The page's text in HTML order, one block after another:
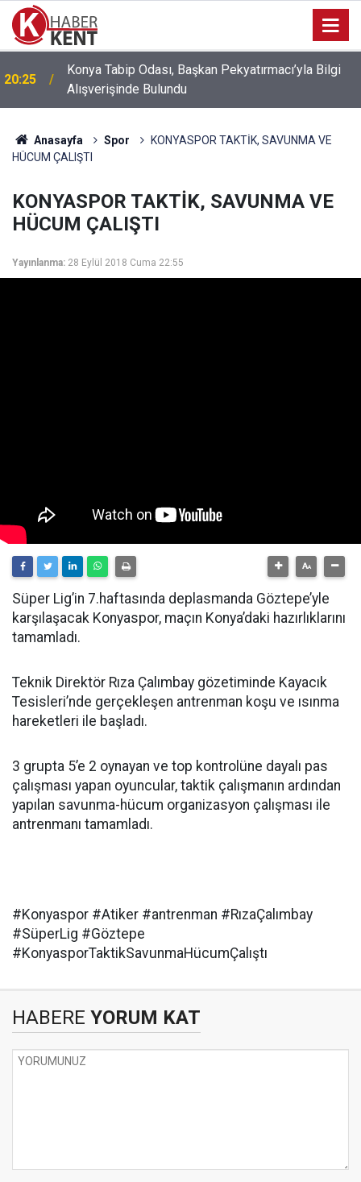
18:14
Konya’da Fuhuş Operasyonu: 6 Mağdur Kadın
Kurtarıldı, 3 Kişi Gözaltına Alındı
Anasayfa Spor
KONYASPOR TAKTİK, SAVUNMA VE
HÜCUM ÇALIŞTI
KONYASPOR TAKTİK, SAVUNMA VE
HÜCUM ÇALIŞTI
Yayınlanma: 28 Eylül 2018 Cuma 22:55
Süper Lig’in 7.haftasında deplasmanda Göztepe’yle
karşılaşacak Konyaspor, maçın Konya’daki hazırlıklarını
tamamladı.
Teknik Direktör Rıza Çalımbay gözetiminde Kayacık
Tesisleri’nde gerçekleşen antrenman koşu ve ısınma
hareketleri ile başladı.
3 grupta 5’e 2 oynayan ve top kontrolüne dayalı pas
çalışması yapan oyuncular, taktik çalışmanın ardından
yapılan savunma-hücum organizasyon çalışması ile
antrenmanı tamamladı.
#Konyaspor #Atiker #antrenman #RızaÇalımbay
#SüperLig #Göztepe
#KonyasporTaktikSavunmaHücumÇalıştı
HABERE YORUM KAT